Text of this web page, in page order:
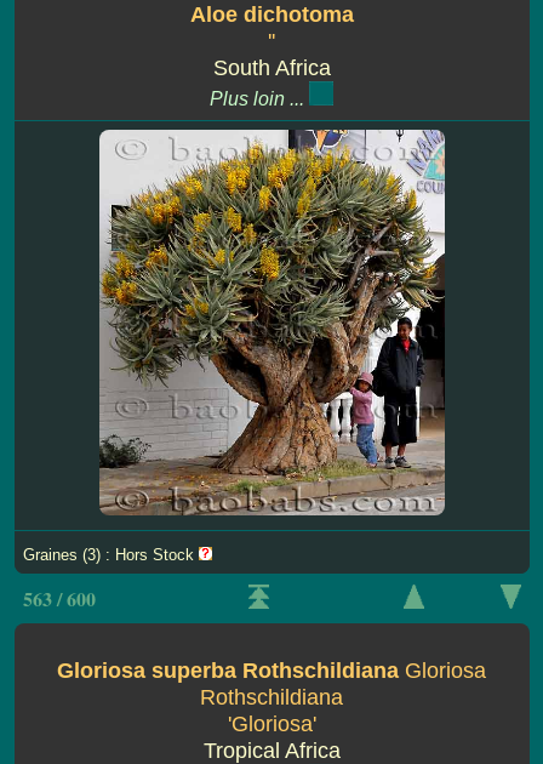
Aloe dichotoma
''
South Africa
Plus loin ...
Graines (3) : Hors Stock
563 / 600
Gloriosa superba Rothschildiana Gloriosa
Rothschildiana
'Gloriosa'
Tropical Africa